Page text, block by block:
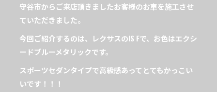
守谷市からご来店頂きましたお客様のお車を施工させ
ていただきました。
今回ご紹介するのは、レクサスのIS Fで、お色はエクシ
ードブルーメタリックです。
スポーツセダンタイプで高級感あってとてもかっこい
いです！！！